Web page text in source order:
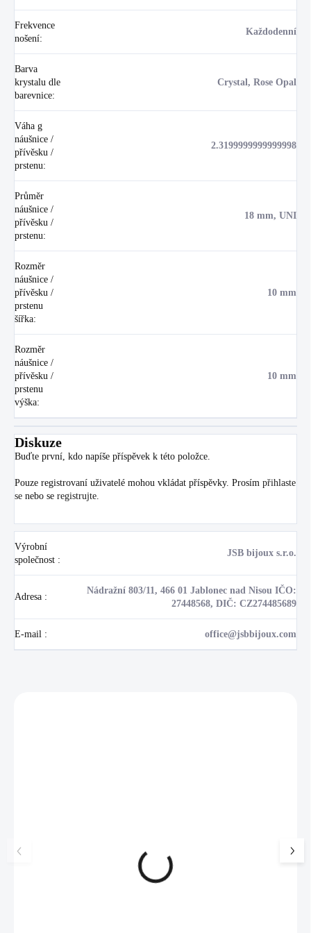
Frekvence
nošení:
Každodenní
Barva
krystalu dle
barevnice:
Crystal, Rose Opal
Váha g
náušnice /
přívěsku /
prstenu:
2.3199999999999998
Průměr
náušnice /
přívěsku /
prstenu:
18 mm, UNI
Rozměr
náušnice /
přívěsku /
prstenu
šířka:
10 mm
Rozměr
náušnice /
přívěsku /
prstenu
výška:
10 mm
Diskuze
Buďte první, kdo napíše příspěvek k této položce.
Pouze registrovaní uživatelé mohou vkládat příspěvky. Prosím přihlaste
se nebo se registrujte
Výrobní
společnost :
JSB bijoux s.r.o.
Adresa :
Nádražní 803/11, 466 01 Jablonec nad Nisou IČO:
27448568, DIČ: CZ274485689
E-mail : office@jsbbijoux.com